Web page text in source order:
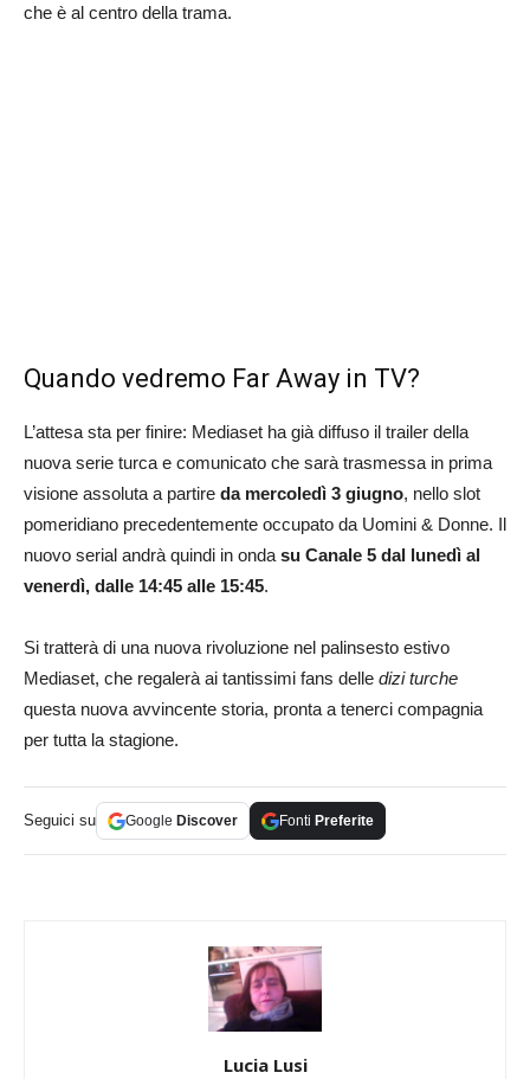
che è al centro della trama.
Quando vedremo Far Away in TV?
L’attesa sta per finire: Mediaset ha già diffuso il trailer della
nuova serie turca e comunicato che sarà trasmessa in prima
visione assoluta a partire da mercoledì 3 giugno, nello slot
pomeridiano precedentemente occupato da Uomini & Donne. Il
nuovo serial andrà quindi in onda su Canale 5 dal lunedì al
venerdì, dalle 14:45 alle 15:45.
Si tratterà di una nuova rivoluzione nel palinsesto estivo
Mediaset, che regalerà ai tantissimi fans delle dizi turche
questa nuova avvincente storia, pronta a tenerci compagnia
per tutta la stagione.
Seguici su Google Discover Fonti Preferite
Lucia Lusi